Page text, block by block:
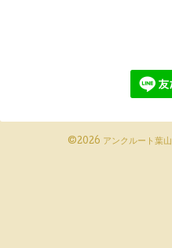
©2026 アンクルート葉山